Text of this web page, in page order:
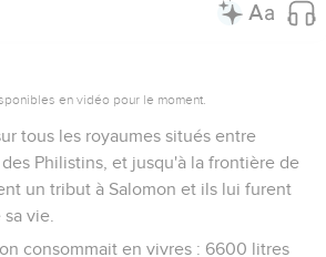
en vidéo pour le moment.
tous les royaumes situés entre
des Philistins, et jusqu'à la frontière de
un tribut à Salomon et ils lui furent
vie.
consommait en vivres : 6600 litres